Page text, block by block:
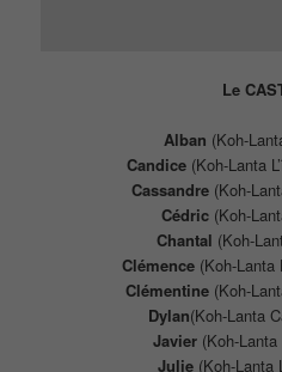
Le
Alban (Koh-
Candice(Koh-Lanta
Cassandre(Koh-
Cédric(Koh-
Chantal (Koh-
Clémence(Koh-Lanta
Clémentine(Koh-
Dylan(Koh-Lanta
Javier (Koh-
Julie(Koh-Lanta